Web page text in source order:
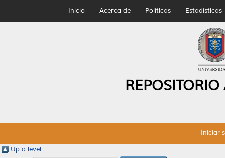
Inicio Acerca de Políticas Estadísticas
Iniciar
Up a level